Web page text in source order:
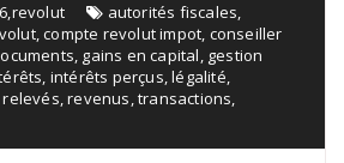
,revolut autorités fiscales,
,compte revolut impot, conseiller
, gains en capital, gestion
, intérêts perçus,légalité,
relevés,revenus,transactions,